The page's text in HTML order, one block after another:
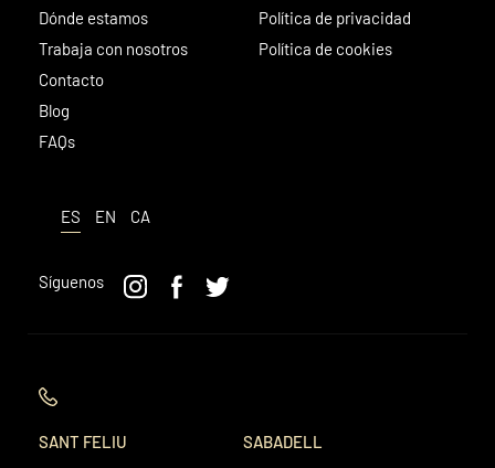
Dónde estamos
Trabaja con nosotros
Contacto
Blog
FAQs
Política de privacidad
Política de cookies
ES EN CA
Síguenos
SANT FELIU
SABADELL